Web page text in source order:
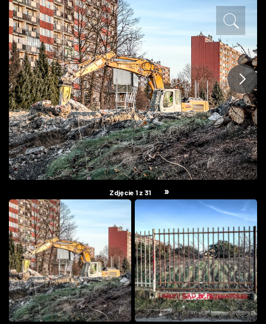
W RZESZOWIE
Zdjęcie 1 z 31 »